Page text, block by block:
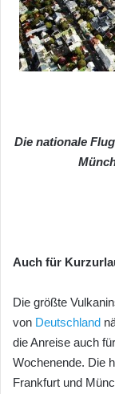
Die nationale
Auch für
Die größte
von Deutschland
die Anreise auch
Wochenende. Die
Frankfurt und